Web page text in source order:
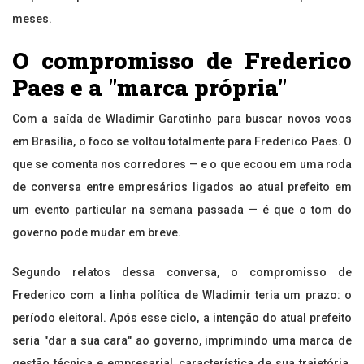
meses.
O compromisso de Frederico
Paes e a "marca própria"
Com a saída de Wladimir Garotinho para buscar novos voos
em Brasília, o foco se voltou totalmente para Frederico Paes. O
que se comenta nos corredores — e o que ecoou em uma roda
de conversa entre empresários ligados ao atual prefeito em
um evento particular na semana passada — é que o tom do
governo pode mudar em breve.
Segundo relatos dessa conversa, o compromisso de
Frederico com a linha política de Wladimir teria um prazo: o
período eleitoral. Após esse ciclo, a intenção do atual prefeito
seria "dar a sua cara" ao governo, imprimindo uma marca de